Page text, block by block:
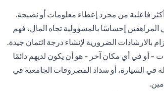
فاعلية من مجرد إعطاء معلومات أو نصيحة.
إحساسًا بالمسؤولية تجاه المال، فهم
بالارشادات الضرورية لإنشاء درجة ائتمان جيدة.
- أو في أي مكان آخر - هو أن يكون لديهم دائمًا
في السيارة، أو سداد المصروفات الجامعية في